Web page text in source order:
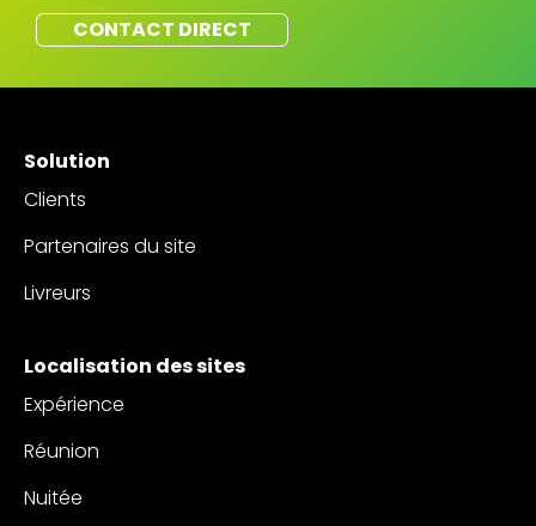
CONTACT DIRECT
Solution
Clients
Partenaires du site
Livreurs
Localisation des sites
Expérience
Réunion
Nuitée